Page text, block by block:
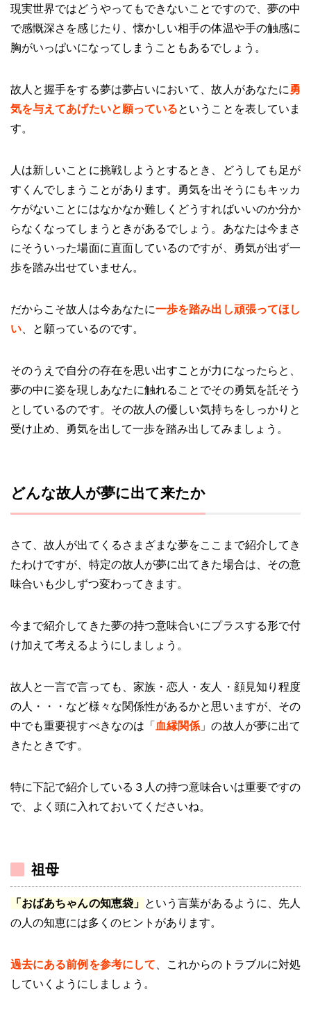
現実世界ではどうやってもできないことですので、夢の中
で感慨深さを感じたり、懐かしい相手の体温や手の触感に
胸がいっぱいになってしまうこともあるでしょう。
故人と握手をする夢は夢占いにおいて、故人があなたに 勇
気を与えてあげたいと願っているということを表していま
す。
人は新しいことに挑戦しようとするとき、どうしても足が
すくんでしまうことがあります。勇気を出そうにもキッカ
ケがないことにはなかなか難しくどうすればいいのか分か
らなくなってしまうときがあるでしょう。あなたは今まさ
にそういった場面に直面しているのですが、勇気が出ず一
歩を踏み出せていません。
だからこそ故人は今あなたに一歩を踏み出し頑張ってほし
い 、と願っているのです。
そのうえで自分の存在を思い出すことが力になったらと、
夢の中に姿を現しあなたに触れることでその勇気を託そう
としているのです。その故人の優しい気持ちをしっかりと
受け止め、勇気を出して一歩を踏み出してみましょう。
どんな故人が夢に出て来たか
さて、故人が出てくるさまざまな夢をここまで紹介してき
たわけですが、特定の故人が夢に出てきた場合は、その意
味合いも少しずつ変わってきます。
今まで紹介してきた夢の持つ意味合いにプラスする形で付
け加えて考えるようにしましょう。
故人と一言で言っても、家族・恋人・友人・顔見知り程度
の人・・・など様々な関係性があるかと思いますが、その
中でも重要視すべきなのは「 血縁関係 」の故人が夢に出て
きたときです。
特に下記で紹介している３人の持つ意味合いは重要ですの
で、よく頭に入れておいてくださいね。
祖母
「おばあちゃんの知恵袋」 という言葉があるように、先人
の人の知恵には多くのヒントがあります。
過去にある前例を参考にして 、これからのトラブルに対処
していくようにしましょう。